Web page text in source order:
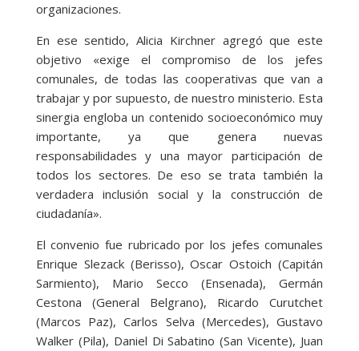
organizaciones.
En ese sentido, Alicia Kirchner agregó que este
objetivo «exige el compromiso de los jefes
comunales, de todas las cooperativas que van a
trabajar y por supuesto, de nuestro ministerio. Esta
sinergia engloba un contenido socioeconómico muy
importante, ya que genera nuevas
responsabilidades y una mayor participación de
todos los sectores. De eso se trata también la
verdadera inclusión social y la construcción de
ciudadanía».
El convenio fue rubricado por los jefes comunales
Enrique Slezack (Berisso), Oscar Ostoich (Capitán
Sarmiento), Mario Secco (Ensenada), Germán
Cestona (General Belgrano), Ricardo Curutchet
(Marcos Paz), Carlos Selva (Mercedes), Gustavo
Walker (Pila), Daniel Di Sabatino (San Vicente), Juan